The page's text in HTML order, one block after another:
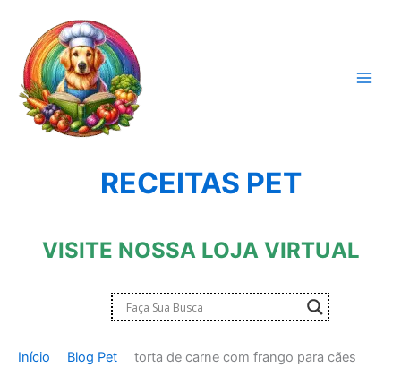
conteúdo
RECEITAS PET
VISITE NOSSA LOJA VIRTUAL
Início Blog Pet torta de carne com frango para cães